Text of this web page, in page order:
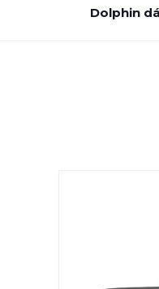
Dolphin